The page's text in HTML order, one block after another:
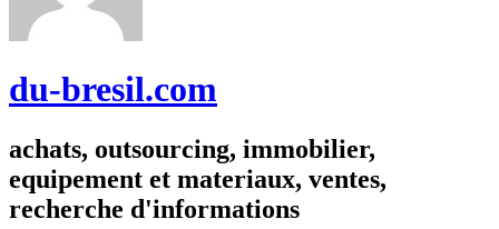
du-bresil.com
achats, outsourcing, immobilier,
equipement et materiaux, ventes,
recherche d'informations